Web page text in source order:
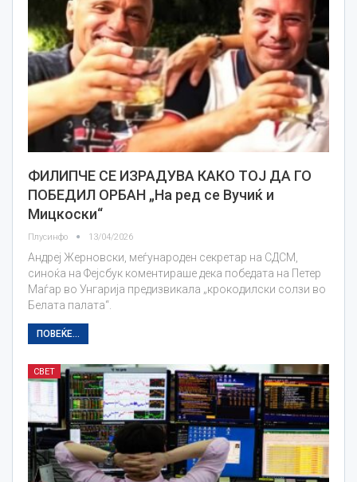
ФИЛИПЧЕ СЕ ИЗРАДУВА КАКО ТОЈ ДА ГО
ПОБЕДИЛ ОРБАН „На ред се Вучиќ и
Мицкоски“
Плусинфо 13/04/2026
Андреј Жерновски, меѓународен секретар на СДСМ,
синоќа на Фејсбук коментираше дека победата на Петер
Маѓар во Унгарија предизвикала „крокодилски солзи во
Белата палата“.
ПОВЕЌЕ...
СВЕТ